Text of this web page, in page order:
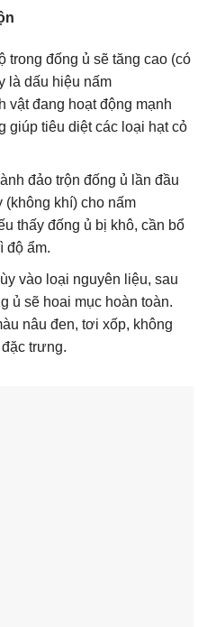
trong đống ủ sẽ tăng cao (có
là dấu hiệu nấm
vật đang hoạt động mạnh
giúp tiêu diệt các loại hạt cỏ
đảo trộn đống ủ lần đầu
(không khí) cho nấm
thấy đống ủ bị khô, cần bổ
độ ẩm.
vào loại nguyên liệu, sau
ủ sẽ hoai mục hoàn toàn.
nâu đen, tơi xốp, không
trưng.